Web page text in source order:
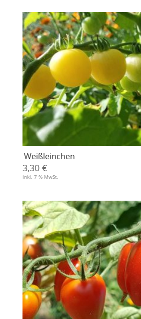
3,50 €3,00 €.
Weißleinchen
3,30 €
inkl. 7 % MwSt.